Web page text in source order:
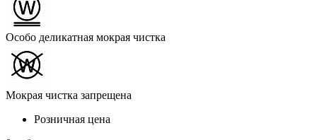
Особо деликатная мокрая чистка
Мокрая чистка запрещена
Розничная цена